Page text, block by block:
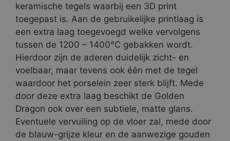
keramische tegels waarbij een 3D print
toegepast is. Aan de gebruikelijke printlaag is
een extra laag toegevoegd welke vervolgens
tussen de 1200 – 1400°C gebakken wordt.
Hierdoor zijn de aderen duidelijk zicht- en
voelbaar, maar tevens ook één met de tegel
waardoor het porselein zeer sterk blijft. Mede
door deze extra laag beschikt de Golden
Dragon ook over een subtiele, matte glans.
Eventuele vervuiling op de vloer zal, mede door
de blauw-grijze kleur en de aanwezige gouden